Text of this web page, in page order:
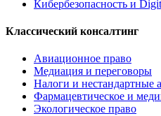
Кибербезопасность и
Классический консалтинг
Авиационное право
Медиация и переговоры
Налоги и нестандартные
Фармацевтическое и
Экологическое право